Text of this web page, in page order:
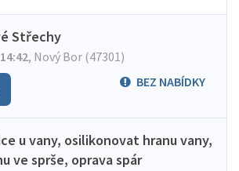
Střechy
, Nový Bor (47301)
BEZ NABÍDKY
u vany, osilikonovat hranu vany,
ve sprše, oprava spár